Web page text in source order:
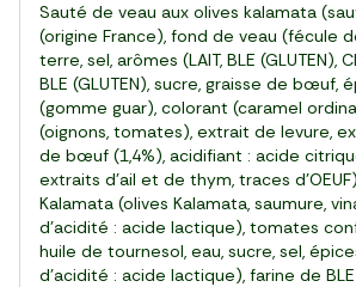
Sauté de veau aux olives kalamata
(origine France), fond de veau (fécule
terre, sel, arômes (LAIT, BLE (GLUTEN),
BLE (GLUTEN), sucre, graisse de bœuf,
(gomme guar), colorant (caramel
(oignons, tomates), extrait de levure,
de bœuf (1,4%), acidifiant : acide
extraits d'ail et de thym, traces
Kalamata (olives Kalamata, saumure,
d'acidité : acide lactique), tomates
huile de tournesol, eau, sucre, sel,
d'acidité : acide lactique), farine de BLE